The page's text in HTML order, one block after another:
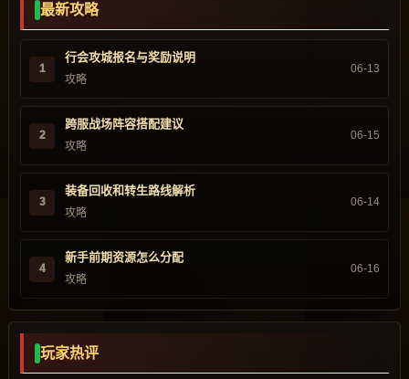
最新攻略
1
行会攻城报名与奖励说明
攻略
06-13
2
跨服战场阵容搭配建议
攻略
06-15
3
装备回收和转生路线解析
攻略
06-14
4
新手前期资源怎么分配
攻略
06-16
玩家热评